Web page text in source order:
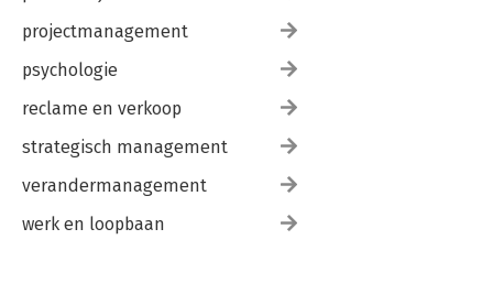
projectmanagement
psychologie
reclame en verkoop
strategisch management
verandermanagement
werk en loopbaan